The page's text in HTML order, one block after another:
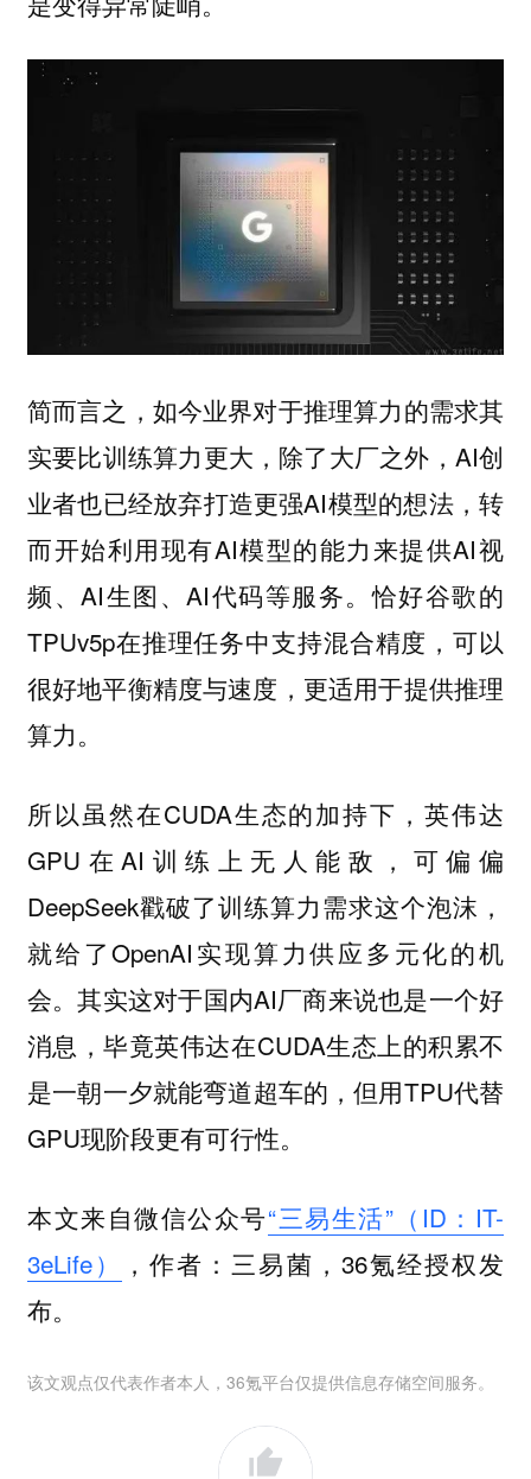
简而言之，如今业界对于推理算力的需求其
实要比训练算力更大，除了大厂之外，AI创
业者也已经放弃打造更强AI模型的想法，转
而开始利用现有AI模型的能力来提供AI视
频、AI生图、AI代码等服务。恰好谷歌的
TPUv5p在推理任务中支持混合精度，可以
很好地平衡精度与速度，更适用于提供推理
算力。
所以虽然在CUDA生态的加持下，英伟达
GPU在AI训练上无人能敌，可偏偏
DeepSeek戳破了训练算力需求这个泡沫，
就给了OpenAI实现算力供应多元化的机
会。其实这对于国内AI厂商来说也是一个好
消息，毕竟英伟达在CUDA生态上的积累不
是一朝一夕就能弯道超车的，但用TPU代替
GPU现阶段更有可行性。
本文来自微信公众号“三易生活”（ID：IT-
3eLife）
，作者：三易菌，36氪经授权发
布。
该文观点仅代表作者本人，36氪平台仅提供信息存储空间服务。